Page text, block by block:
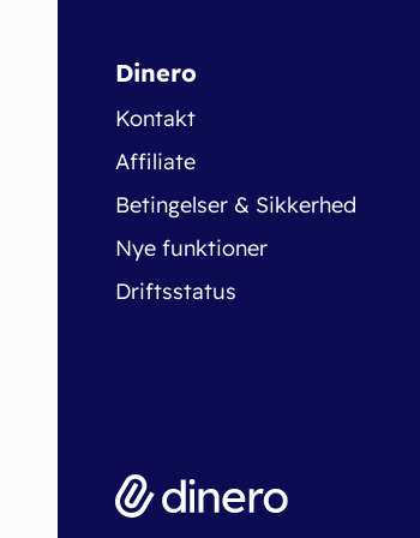
Dinero
Kontakt
Affiliate
Betingelser & Sikkerhed
Nye funktioner
Driftsstatus